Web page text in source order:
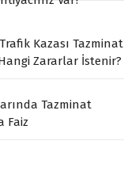
Kazası Tazminat
Zararlar İstenir?
Tazminat
Faiz